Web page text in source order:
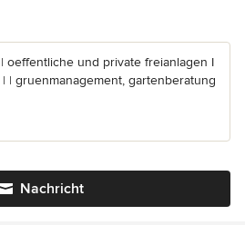
oeffentliche und private freianlagen I
| gruenmanagement, gartenberatung
Nachricht